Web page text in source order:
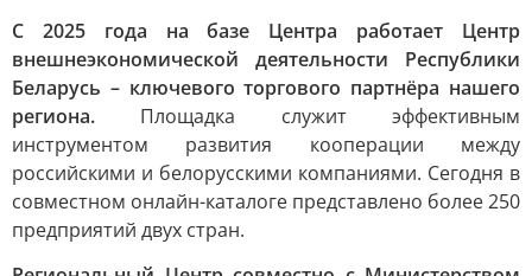
С 2025 года на базе Центра работает Центр
внешнеэкономической деятельности Республики
Беларусь – ключевого торгового партнёра нашего
региона. Площадка служит эффективным
инструментом развития кооперации между
российскими и белорусскими компаниями. Сегодня в
совместном онлайн-каталоге представлено более 250
предприятий двух стран.